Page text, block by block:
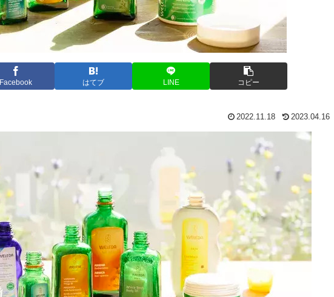
Facebook はてブ LINE コピー
2022.11.18 2023.04.16